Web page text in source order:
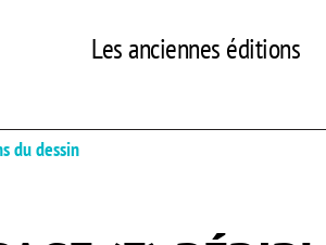
Les anciennes éditions
du dessin